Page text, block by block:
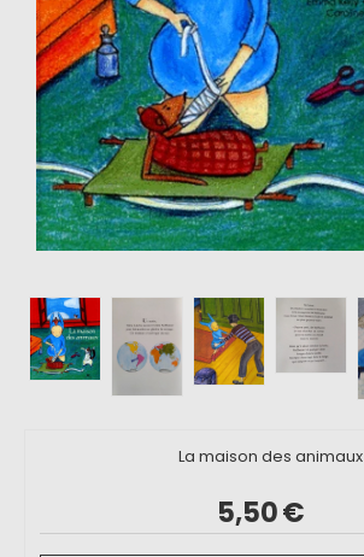
La maison des animaux
5,50€